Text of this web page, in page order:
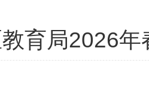
育局2026